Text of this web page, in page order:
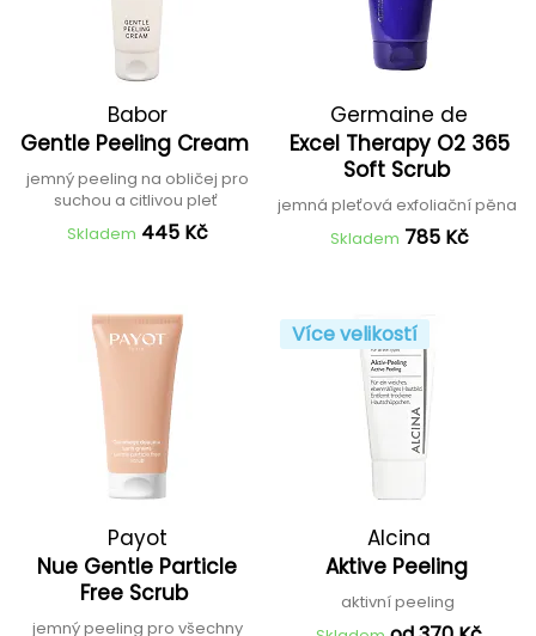
Babor
Gentle Peeling Cream
jemný peeling na obličej pro
suchou a citlivou pleť
Skladem 445 Kč
Germaine de
Capuccini
Excel Therapy O2 365
Soft Scrub
jemná pleťová exfoliační pěna
Skladem 785 Kč
Payot
Nue Gentle Particle
Free Scrub
jemný peeling pro všechny
Více velikostí
Alcina
Aktive Peeling
aktivní peeling